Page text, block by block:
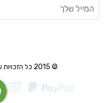
© 2015 כל הזכויות שמורות ל - sweety.co.il